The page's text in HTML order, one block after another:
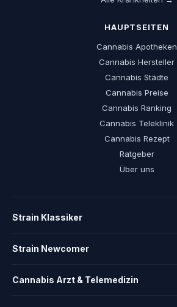
HAUPTSEITEN
Cannabis Apotheken
Cannabis Hersteller
Cannabis Städte
Cannabis Preise
Cannabis Ranking
Cannabis Teleklinik
Cannabis Rezept
Ratgeber
Über uns
Strain Klassiker
Strain Newcomer
Cannabis Arzt & Telemedizin